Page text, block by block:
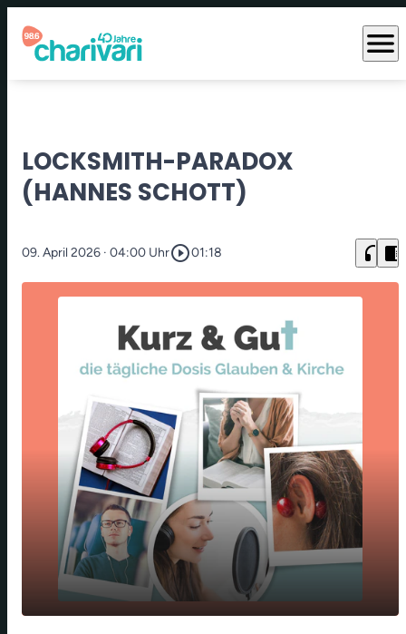
menu
LOCKSMITH-PARADOX
(HANNES SCHOTT)
09. April 2026 · 04:00 Uhrplay_circle_outline01:18 headphones chrome_reader_mode